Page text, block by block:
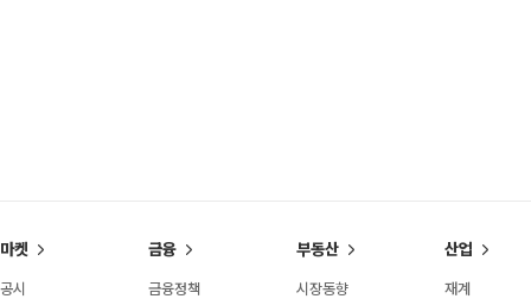
마켓
공시
금융
금융정책
부동산
시장동향
산업
재계